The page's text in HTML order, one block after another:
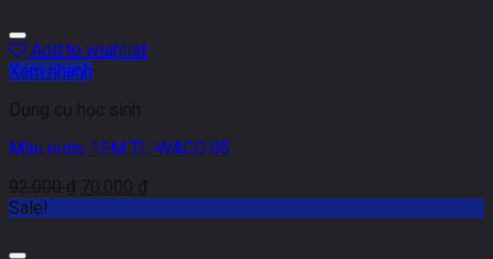
Add to wishlist
Xem nhanh
Dụng cụ học sinh
Mầu nước 12M TL-WACO 05
92.000₫ 70.000 ₫
Sale!